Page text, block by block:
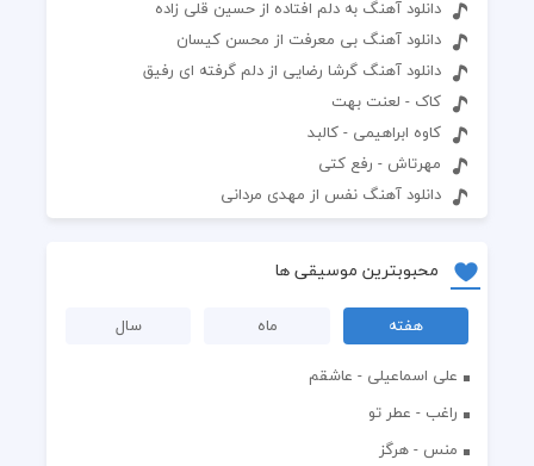
دانلود آهنگ به دلم افتاده از حسین قلی زاده
دانلود آهنگ بی معرفت از محسن کیسان
دانلود آهنگ گرشا رضایی از دلم گرفته ای رفیق
کاک - لعنت بهت
کاوه ابراهیمی - کالبد
مهرتاش - رفع کتی
دانلود آهنگ نفس از مهدی مردانی
محبوبترین موسیقی ها
هفته ماه
سال
علی اسماعیلی - عاشقم
راغب - عطر تو
منس - هرگز